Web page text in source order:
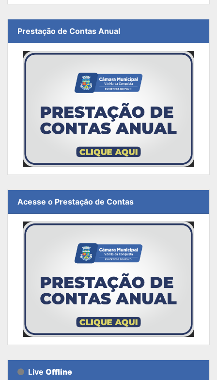
Prestação de Contas Anual
Acesse o Prestação de Contas
Live Offline